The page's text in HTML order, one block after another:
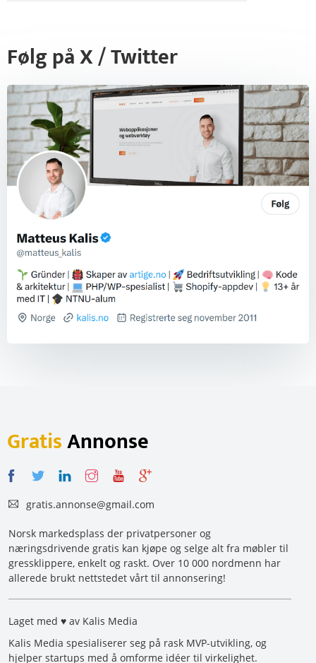
Følg på X / Twitter
GratisAnnonse
gratis.annonse@gmail.com
Norsk markedsplass der privatpersoner og
næringsdrivende gratis kan kjøpe og selge alt fra møbler til
gressklippere, enkelt og raskt. Over 10 000 nordmenn har
allerede brukt nettstedet vårt til annonsering!
Laget med ♥ av Kalis Media
Kalis Media spesialiserer seg på rask MVP-utvikling, og
hjelper startups med å omforme idéer til virkelighet.